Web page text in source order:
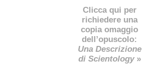
Clicca qui per
richiedere una
copia omaggio
dell’opuscolo:
Una Descrizione
di Scientology»